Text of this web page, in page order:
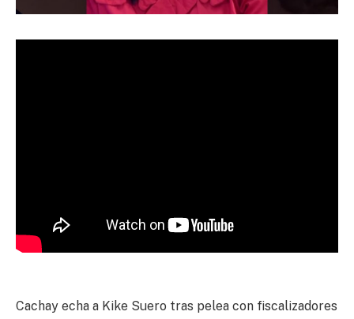
Cachay echa a Kike Suero tras pelea con fiscalizadores